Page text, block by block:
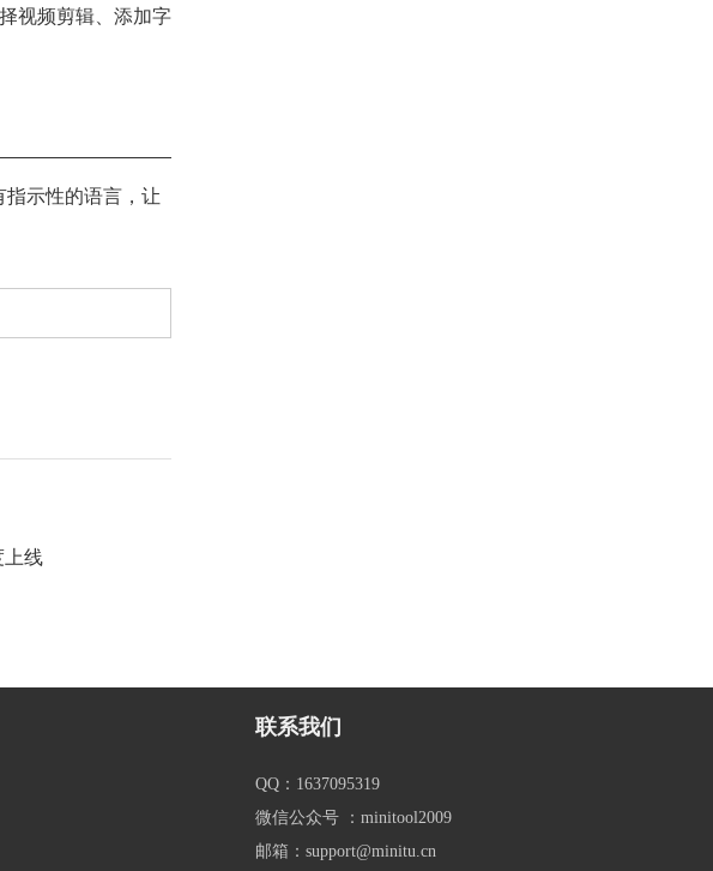
视频剪辑、添加字
指示性的语言，让
上线
联系我们
QQ：1637095319
微信公众号 ：minitool2009
邮箱：support@minitu.cn